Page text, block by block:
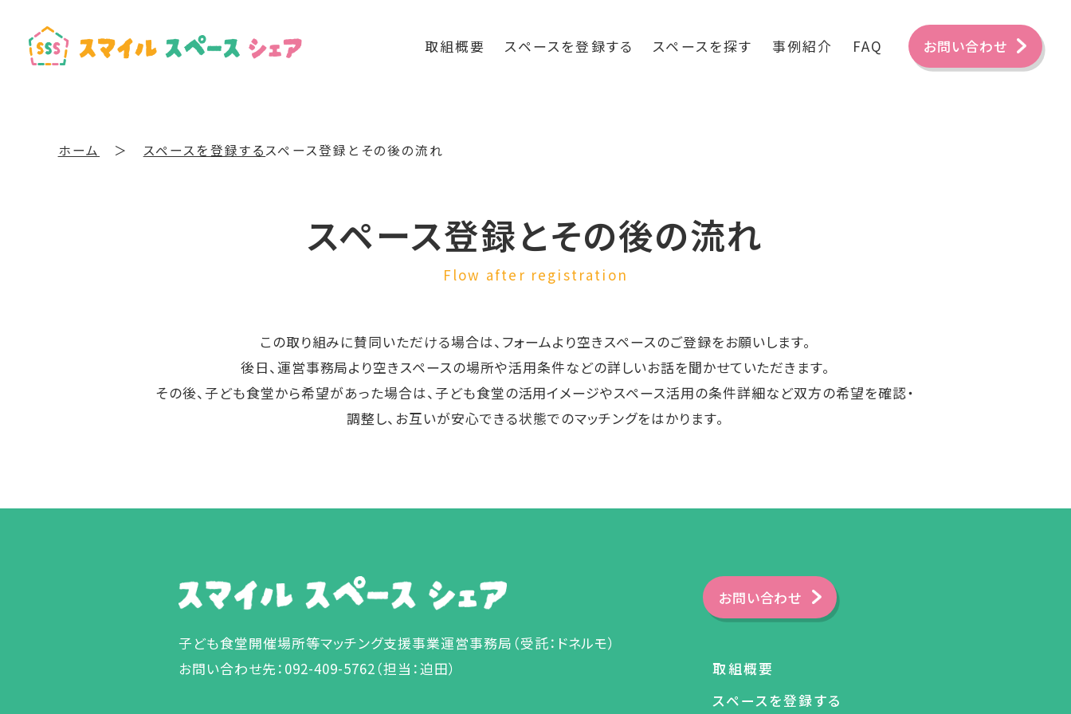
取組概要 スペースを登録する スペースを探す 事例紹介 FAQ お問い合わせ
ホーム ＞ スペースを登録するスペース登録とその後の流れ
スペース登録とその後の流れ
Flow after registration
この取り組みに賛同いただける場合は、フォームより空きスペースのご登録をお願いします。
後日、運営事務局より空きスペースの場所や活用条件などの詳しいお話を聞かせていただきます。
その後、子ども食堂から希望があった場合は、子ども食堂の活用イメージやスペース活用の条件詳細など双方の希望を確認・
調整し、お互いが安心できる状態でのマッチングをはかります。
子ども食堂開催場所等マッチング支援事業運営事務局 （受託：ドネルモ）
お問い合わせ先：092-409-5762（担当：迫田）
お問い合わせ
取組概要
スペースを登録する